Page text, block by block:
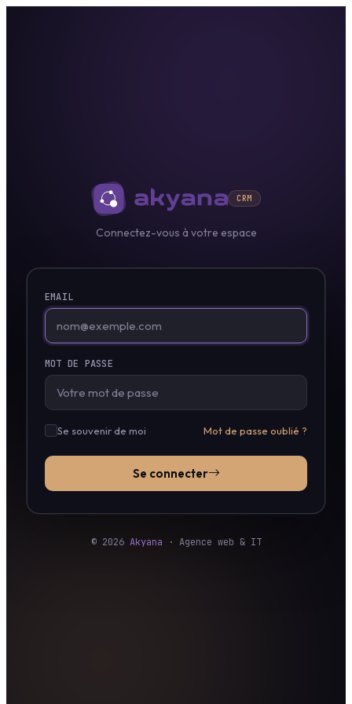
CRM
Connectez-vous à votre espace
EMAIL
MOT DE PASSE
Se souvenir de moi Mot de passe oublié ?
Se connecter
© 2026 Akyana · Agence web & IT